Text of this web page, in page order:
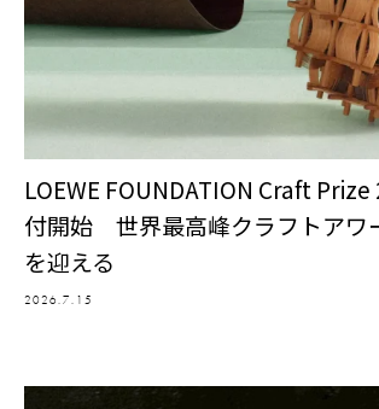
LOEWE FOUNDATION Craft
付開始 世界最高峰クラフトアワ
を迎える
2026.7.15